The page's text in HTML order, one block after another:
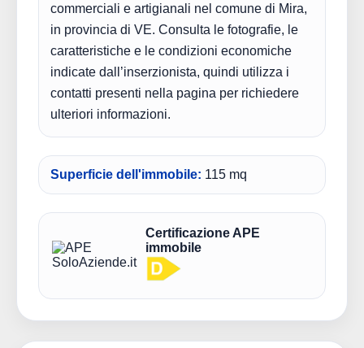
commerciali e artigianali nel comune di Mira,
in provincia di VE. Consulta le fotografie, le
caratteristiche e le condizioni economiche
indicate dall’inserzionista, quindi utilizza i
contatti presenti nella pagina per richiedere
ulteriori informazioni.
Superficie dell'immobile: 115 mq
Certificazione APE
immobile